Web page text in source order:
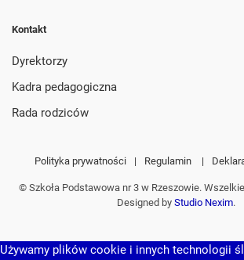
Kontakt
Dyrektorzy
Kadra pedagogiczna
Rada rodziców
Polityka prywatności | Regulamin |
© Szkoła Podstawowa nr 3 w Rzeszowie.
Designed by Studio Nexim.
Używamy plików cookie i innych technologii